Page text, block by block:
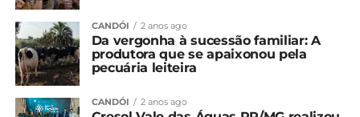
CANDÓI 2 anos ago
Da vergonha à sucessão familiar: A
produtora que se apaixonou pela
pecuária leiteira
CANDÓI 2 anos ago